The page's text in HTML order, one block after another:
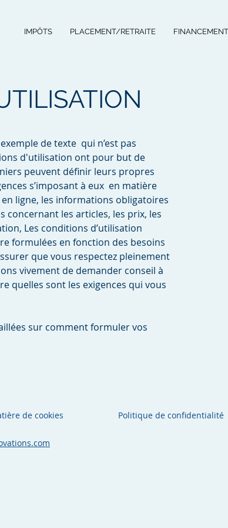
IMPÔTS PLACEMENT/RETRAITE
de texte qui n’est pas
d'utilisation ont pour but de
peuvent définir leurs propres
s’imposant à eux en matière
ligne, les informations obligatoires
concernant les articles, les prix, les
Les conditions d’utilisation
formulées en fonction des besoins
que vous respectez pleinement
vivement de demander conseil à
quelles sont les exigences qui vous
sur comment formuler vos
de cookies Politique de confidentialité